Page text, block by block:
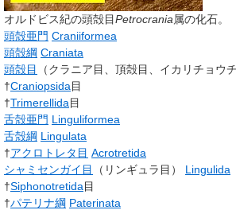
オルドビス紀の頭殻目Petrocrania属の化石。
頭殻亜門 Craniiformea
頭殻綱 Craniata
頭殻目
（クラニア目、頂殻目、イカリチョウ
†Craniopsida目
†Trimerellida目
舌殻亜門 Linguliformea
舌殻綱 Lingulata
†アクロトレタ目 Acrotretida
シャミセンガイ目
（リンギュラ目） Lingulida
†Siphonotretida目
†パテリナ綱 Paterinata